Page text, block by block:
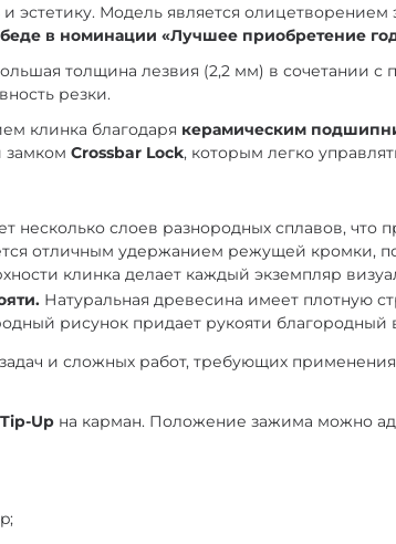
эстетику. Модель является
в номинации «Лучшее приобретение
толщина лезвия (2,2 мм) в сочетании
резки.
клинка благодаря керамическим
замкомCrossbar Lock, которым легко
несколько слоев разнородных сплавов,
отличным удержанием режущей кромки,
клинка делает каждый экземпляр
Натуральная древесина имеет плотную
рисунок придает рукояти
и сложных работ, требующих
Up на карман. Положение зажима можно